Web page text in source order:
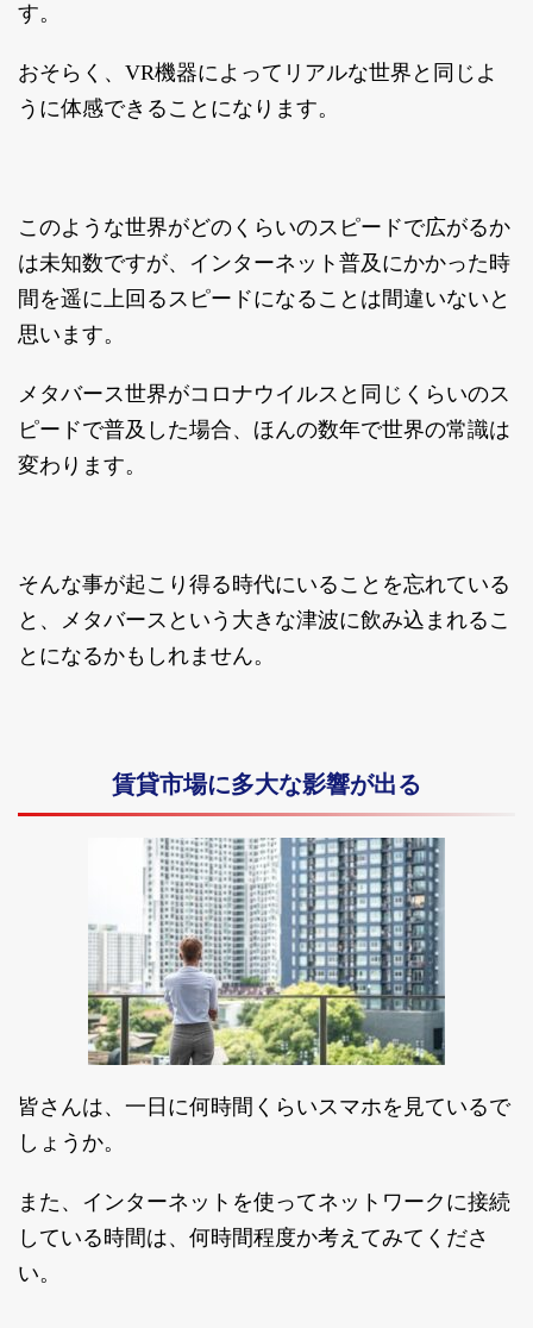
す。
おそらく、VR機器によってリアルな世界と同じよ
うに体感できることになります。
このような世界がどのくらいのスピードで広がるか
は未知数ですが、インターネット普及にかかった時
間を遥に上回るスピードになることは間違いないと
思います。
メタバース世界がコロナウイルスと同じくらいのス
ピードで普及した場合、ほんの数年で世界の常識は
変わります。
そんな事が起こり得る時代にいることを忘れている
と、メタバースという大きな津波に飲み込まれるこ
とになるかもしれません。
賃貸市場に多大な影響が出る
皆さんは、一日に何時間くらいスマホを見ているで
しょうか。
また、インターネットを使ってネットワークに接続
している時間は、何時間程度か考えてみてくださ
い。